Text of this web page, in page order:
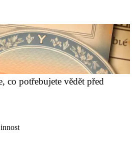
co potřebujete vědět před